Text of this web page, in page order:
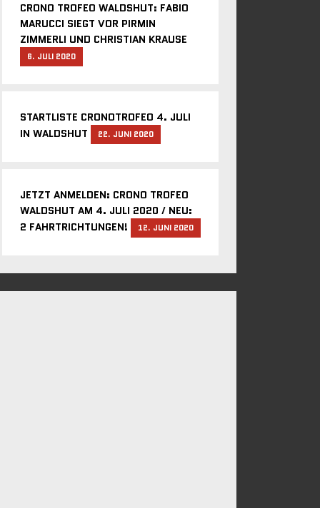
CRONO TROFEO WALDSHUT: FABIO
MARUCCI SIEGT VOR PIRMIN
ZIMMERLI UND CHRISTIAN KRAUSE
6. JULI 2020
STARTLISTE CRONOTROFEO 4. JULI
IN WALDSHUT
22. JUNI 2020
JETZT ANMELDEN: CRONO TROFEO
WALDSHUT AM 4. JULI 2020 / NEU:
2 FAHRTRICHTUNGEN!
12. JUNI 2020